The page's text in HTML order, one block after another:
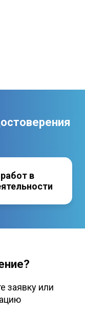
в
заявку или